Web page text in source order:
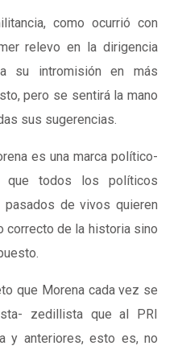
como ocurrió con
relevo en la dirigencia
su intromisión en más
pero se sentirá la mano
sus sugerencias.
es una marca político-
que todos los políticos
de vivos quieren
correcto de la historia sino
que Morena cada vez se
zedillista que al PRI
y anteriores, esto es, no